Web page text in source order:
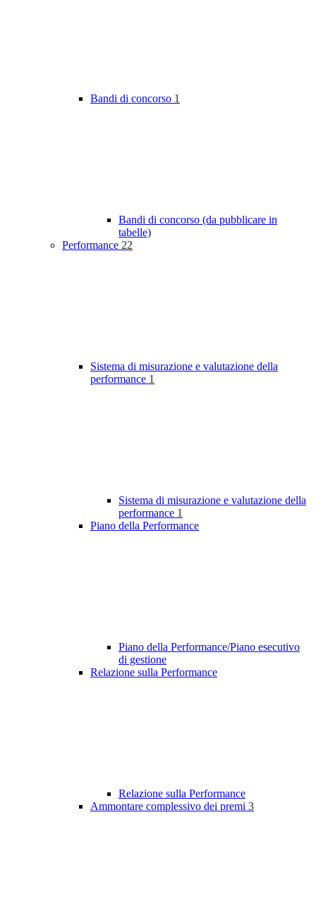
Bandi di concorso 1
Bandi di concorso (da pubblicare in
tabelle)
Performance 22
Sistema di misurazione e valutazione della
performance 1
Sistema di misurazione e valutazione della
performance 1
Piano della Performance
Piano della Performance/Piano esecutivo
di gestione
Relazione sulla Performance
Relazione sulla Performance
Ammontare complessivo dei premi 3